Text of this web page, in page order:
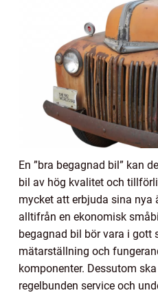
En ”bra begagnad bil” kan
bil av hög kvalitet och
mycket att erbjuda sina nya
alltifrån en ekonomisk
begagnad bil bör vara i gott
mätarställning och
komponenter. Dessutom
regelbunden service och